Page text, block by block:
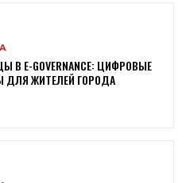
В E-GOVERNANCE: ЦИФРОВЫЕ
ДЛЯ ЖИТЕЛЕЙ ГОРОДА